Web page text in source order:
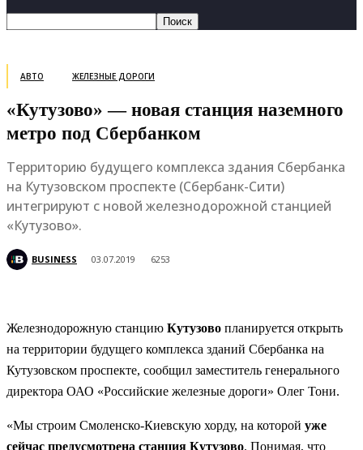
АВТО ЖЕЛЕЗНЫЕ ДОРОГИ
«Кутузово» — новая станция наземного
метро под Сбербанком
Территорию будущего комплекса здания Сбербанка
на Кутузовском проспекте (Сбербанк-Сити)
интегрируют с новой железнодорожной станцией
«Кутузово».
BUSINESS 03.07.2019 6253
Железнодорожную станцию Кутузово планируется открыть
на территории будущего комплекса зданий Сбербанка на
Кутузовском проспекте, сообщил заместитель генерального
директора ОАО «Российские железные дороги» Олег Тони.
«Мы строим Смоленско-Киевскую хорду, на которой уже
сейчас предусмотрена станция Кутузово. Понимая, что